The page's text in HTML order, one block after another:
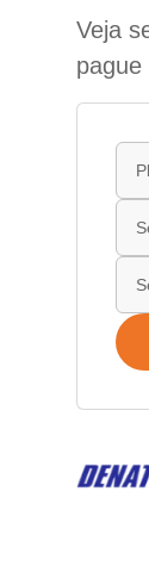
Veja